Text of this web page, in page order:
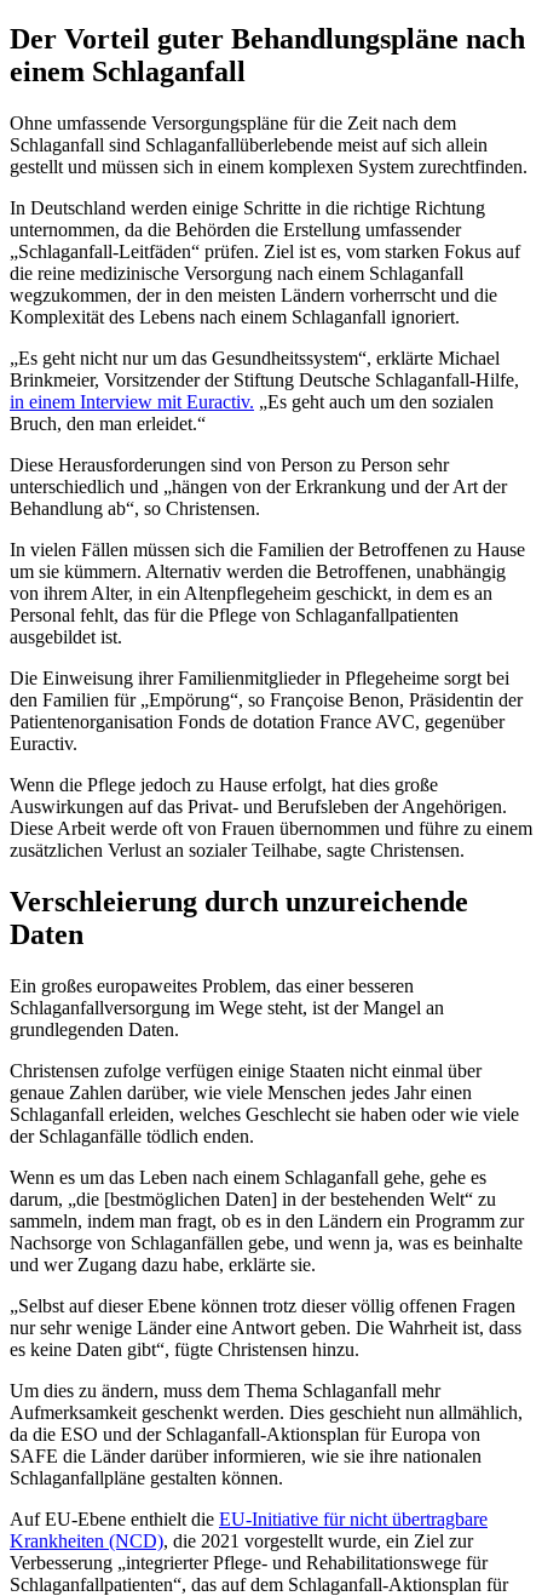
Der Vorteil guter Behandlungspläne nach
einem Schlaganfall
Ohne umfassende Versorgungspläne für die Zeit nach dem
Schlaganfall sind Schlaganfallüberlebende meist auf sich allein
gestellt und müssen sich in einem komplexen System zurechtfinden.
In Deutschland werden einige Schritte in die richtige Richtung
unternommen, da die Behörden die Erstellung umfassender
„Schlaganfall-Leitfäden“ prüfen. Ziel ist es, vom starken Fokus auf
die reine medizinische Versorgung nach einem Schlaganfall
wegzukommen, der in den meisten Ländern vorherrscht und die
Komplexität des Lebens nach einem Schlaganfall ignoriert.
„Es geht nicht nur um das Gesundheitssystem“, erklärte Michael
Brinkmeier, Vorsitzender der Stiftung Deutsche Schlaganfall-Hilfe,
in einem Interview mit Euractiv. „Es geht auch um den sozialen
Bruch, den man erleidet.“
Diese Herausforderungen sind von Person zu Person sehr
unterschiedlich und „hängen von der Erkrankung und der Art der
Behandlung ab“, so Christensen.
In vielen Fällen müssen sich die Familien der Betroffenen zu Hause
um sie kümmern. Alternativ werden die Betroffenen, unabhängig
von ihrem Alter, in ein Altenpflegeheim geschickt, in dem es an
Personal fehlt, das für die Pflege von Schlaganfallpatienten
ausgebildet ist.
Die Einweisung ihrer Familienmitglieder in Pflegeheime sorgt bei
den Familien für „Empörung“, so Françoise Benon, Präsidentin der
Patientenorganisation Fonds de dotation France AVC, gegenüber
Euractiv.
Wenn die Pflege jedoch zu Hause erfolgt, hat dies große
Auswirkungen auf das Privat- und Berufsleben der Angehörigen.
Diese Arbeit werde oft von Frauen übernommen und führe zu einem
zusätzlichen Verlust an sozialer Teilhabe, sagte Christensen.
Verschleierung durch unzureichende
Daten
Ein großes europaweites Problem, das einer besseren
Schlaganfallversorgung im Wege steht, ist der Mangel an
grundlegenden Daten.
Christensen zufolge verfügen einige Staaten nicht einmal über
genaue Zahlen darüber, wie viele Menschen jedes Jahr einen
Schlaganfall erleiden, welches Geschlecht sie haben oder wie viele
der Schlaganfälle tödlich enden.
Wenn es um das Leben nach einem Schlaganfall gehe, gehe es
darum, „die [bestmöglichen Daten] in der bestehenden Welt“ zu
sammeln, indem man fragt, ob es in den Ländern ein Programm zur
Nachsorge von Schlaganfällen gebe, und wenn ja, was es beinhalte
und wer Zugang dazu habe, erklärte sie.
„Selbst auf dieser Ebene können trotz dieser völlig offenen Fragen
nur sehr wenige Länder eine Antwort geben. Die Wahrheit ist, dass
es keine Daten gibt“, fügte Christensen hinzu.
Um dies zu ändern, muss dem Thema Schlaganfall mehr
Aufmerksamkeit geschenkt werden. Dies geschieht nun allmählich,
da die ESO und der Schlaganfall-Aktionsplan für Europa von
SAFE die Länder darüber informieren, wie sie ihre nationalen
Schlaganfallpläne gestalten können.
Auf EU-Ebene enthielt die EU-Initiative für nicht übertragbare
Krankheiten (NCD), die 2021 vorgestellt wurde, ein Ziel zur
Verbesserung „integrierter Pflege- und Rehabilitationswege für
Schlaganfallpatienten“, das auf dem Schlaganfall-Aktionsplan für